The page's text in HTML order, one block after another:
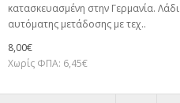
κατασκευασμένη στην Γερμανία. Λάδι
αυτόματης μετάδοσης με τεχ..
8,00€
Χωρίς ΦΠΑ: 6,45€